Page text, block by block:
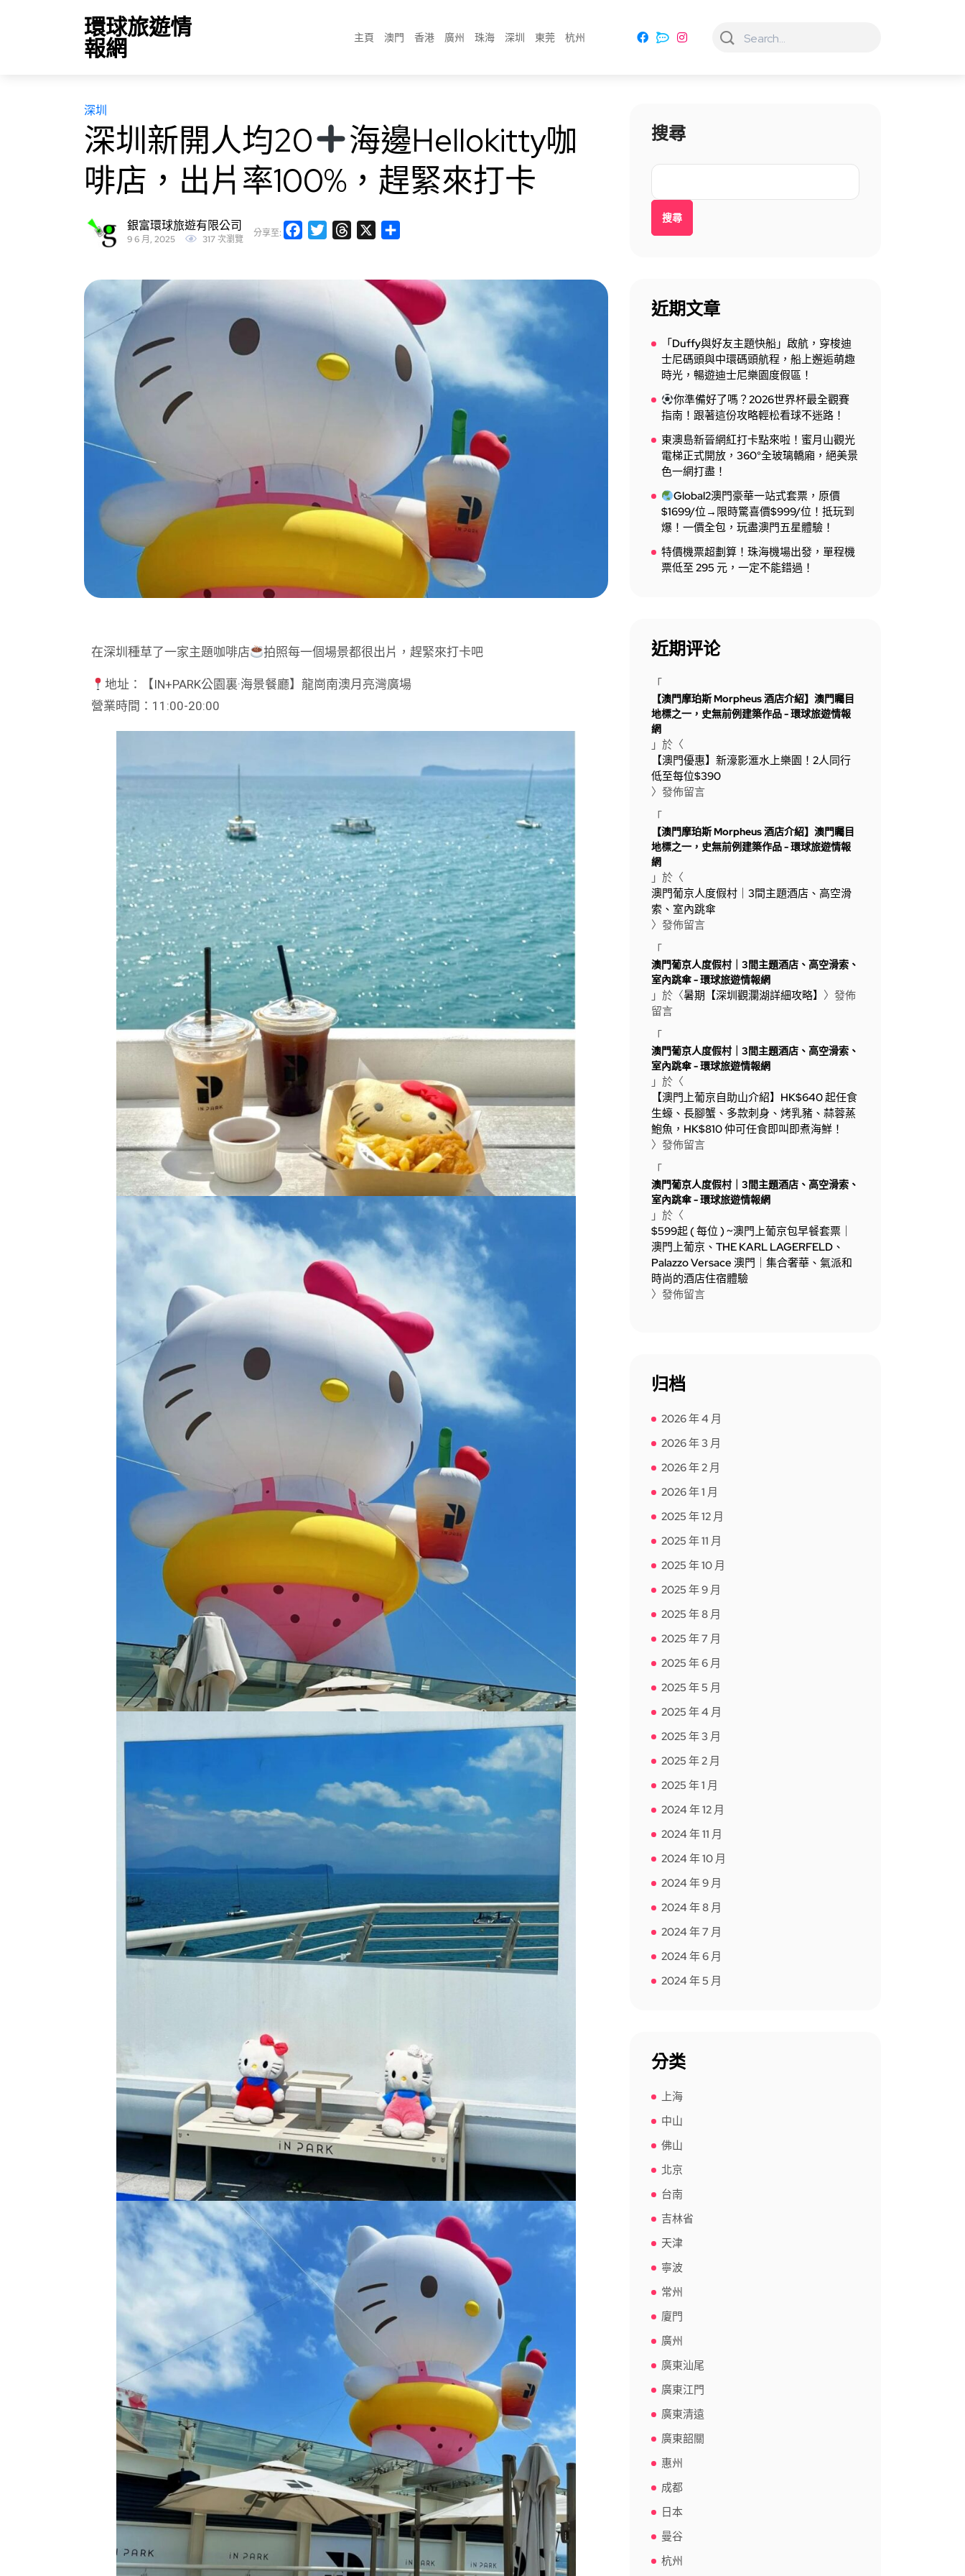
環球旅遊情
報網 主頁 澳門 香港 廣州 珠海 深圳 東莞 杭州
深圳
深圳新開人均20
海邊Hellokitty咖
啡店，出片率100%，趕緊來打卡
銀富環球旅遊有限公司
9 6 月, 2025 317 次瀏覽
分享至: FacebookTwitterThreads
在深圳種草了一家主題咖啡店 拍照每一個場景都很出片，趕緊來打卡吧
地址：【IN+PARK公園裏·海景餐廳】龍崗南澳月亮灣廣場
營業時間：11:00-20:00
搜尋
搜尋
近期文章
「Duffy與好友主題快船」啟航，穿梭迪
士尼碼頭與中環碼頭航程，船上邂逅萌趣
時光，暢遊迪士尼樂園度假區！
你準備好了嗎？2026世界杯最全觀賽
指南！跟著這份攻略輕松看球不迷路！
東澳島新晉網紅打卡點來啦！蜜月山觀光
電梯正式開放，360°全玻璃轎廂，絕美景
色一網打盡！
Global2澳門豪華一站式套票，原價
$1699/位→限時驚喜價$999/位！抵玩到
爆！一價全包，玩盡澳門五星體驗！
特價機票超劃算！珠海機場出發，單程機
票低至 295 元，一定不能錯過！
近期评论
「
【澳門摩珀斯 Morpheus 酒店介紹】澳門矚目
地標之一，史無前例建築作品 - 環球旅遊情報
網
」於〈
【澳門優惠】新濠影滙水上樂園！2人同行
低至每位$390
〉發佈留言
「
【澳門摩珀斯 Morpheus 酒店介紹】澳門矚目
地標之一，史無前例建築作品 - 環球旅遊情報
網
」於〈
澳門葡京人度假村｜3間主題酒店、高空滑
索、室內跳傘
〉發佈留言
「
澳門葡京人度假村｜3間主題酒店、高空滑索、
室內跳傘 - 環球旅遊情報網
」於〈暑期【深圳觀瀾湖詳細攻略】 〉發佈
留言
「
澳門葡京人度假村｜3間主題酒店、高空滑索、
室內跳傘 - 環球旅遊情報網
」於〈
【澳門上葡京自助山介紹】HK$640 起任食
生蠔、長腳蟹、多款刺身、烤乳豬、蒜蓉蒸
鮑魚，HK$810 仲可任食即叫即煮海鮮！
〉發佈留言
「
澳門葡京人度假村｜3間主題酒店、高空滑索、
室內跳傘 - 環球旅遊情報網
」於〈
$599起 ( 每位 ) ~澳門上葡京包早餐套票｜
澳門上葡京、THE KARL LAGERFELD、
Palazzo Versace 澳門｜集合奢華、氣派和
時尚的酒店住宿體驗
〉發佈留言
归档
2026 年 4 月
2026 年 3 月
2026 年 2 月
2026 年 1 月
2025 年 12 月
2025 年 11 月
2025 年 10 月
2025 年 9 月
2025 年 8 月
2025 年 7 月
2025 年 6 月
2025 年 5 月
2025 年 4 月
2025 年 3 月
2025 年 2 月
2025 年 1 月
2024 年 12 月
2024 年 11 月
2024 年 10 月
2024 年 9 月
2024 年 8 月
2024 年 7 月
2024 年 6 月
2024 年 5 月
分类
上海
中山
佛山
北京
台南
吉林省
天津
寧波
常州
廈門
廣州
廣東汕尾
廣東江門
廣東清遠
廣東韶關
惠州
成都
日本
曼谷
杭州